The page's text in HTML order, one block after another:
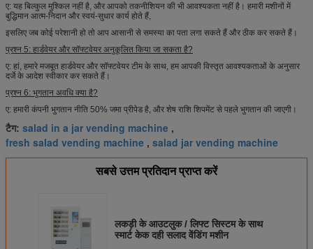
ए: यह बिल्कुल मुश्किल नहीं है, और आपको तकनीशियन की भी आवश्यकता नहीं है। हमारी मशीनों में
बुद्धिमान आत्म-निदान और स्वयं-सुधार कार्य होते हैं,
इसलिए जब कोई परेशानी हो तो आप आसानी से समस्या का पता लगा सकते हैं और ठीक कर सकते हैं।
प्रश्न 5: हार्डवेयर और सॉफ्टवेयर अनुकूलित किया जा सकता है?
ए: हां, हमारे मजबूत हार्डवेयर और सॉफ्टवेयर टीम के साथ, हम आपकी विस्तृत आवश्यकताओं के अनुसार
दर्जे के आदेश स्वीकार कर सकते हैं।
प्रश्न 6: भुगतान अवधि क्या है?
ए: हमारी कंपनी भुगतान नीति 50% जमा प्रीपेड है, और शेष राशि शिपमेंट से पहले भुगतान की जाएगी।
टैग: salad in a jar vending machine ,
fresh salad vending machine , salad jar vending machine
सबसे उत्तम प्रतिदान प्राप्त करें
लकड़ी के आउटलुक / लिफ्ट सिस्टम के साथ
स्मार्ट केक दही सलाद वेंडिंग मशीन